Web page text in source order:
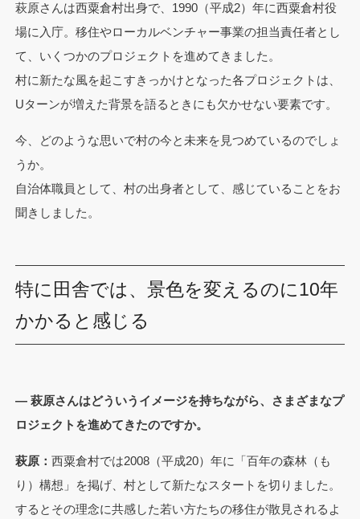
萩原さんは西粟倉村出身で、1990（平成2）年に西粟倉村役
場に入庁。移住やローカルベンチャー事業の担当責任者とし
て、いくつかのプロジェクトを進めてきました。
村に新たな風を起こすきっかけとなった各プロジェクトは、
Uターンが増えた背景を語るときにも欠かせない要素です。
今、どのような思いで村の今と未来を見つめているのでしょ
うか。
自治体職員として、村の出身者として、感じていることをお
聞きしました。
特に田舎では、景色を変えるのに10年
かかると感じる
— 萩原さんはどういうイメージを持ちながら、さまざまなプ
ロジェクトを進めてきたのですか。
萩原： 西粟倉村では2008（平成20）年に「百年の森林（も
り）構想」を掲げ、村として新たなスタートを切りました。
するとその理念に共感した若い方たちの移住が散見されるよ